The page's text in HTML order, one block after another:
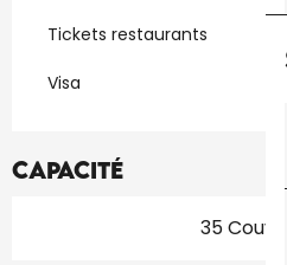
Tickets restaurants
Visa
Capacité
35